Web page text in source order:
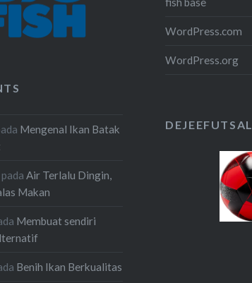
WordPress.com
WordPress.org
Mengenal Ikan Batak
pada Air Terlalu Dingin,
Makan
Membuat sendiri
Benih Ikan Berkualitas
DEJEEFUTSAL